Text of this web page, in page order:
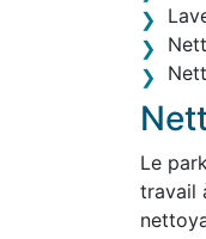
Le
travail